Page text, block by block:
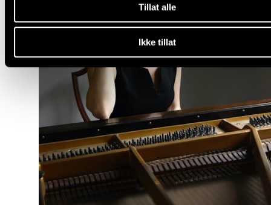
Tillat alle
Ikke tillat